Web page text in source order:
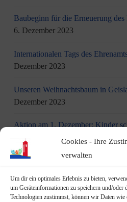
Cookies - Ihre
verwalten
Um dir ein optimales Erlebnis zu bieten,
um Geräteinformationen zu speichern und/oder
Technologien zustimmst, können wir Daten
Baubeginn für die Erneuerung
6. Dezember 2023
Internationalen Tags des
Dezember 2023
Unseren Weihnachtsbaum in
Dezember 2023
Aktion am 1. Dezember: Kinder
Weihnachtsbaum in Geislar
30.
Eindrücke vom Martinszug 2023
„Hubertusklause“ öffnet (endlich)